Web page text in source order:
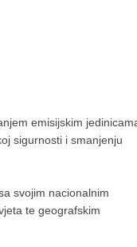
emisijskim
sigurnosti i smanjenju
svojim nacionalnim
te geografskim